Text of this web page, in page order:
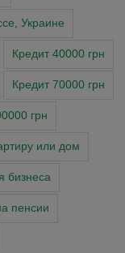
Украине
Кредит 40000 грн
Кредит 70000 грн
грн
или дом
бизнеса
пенсии